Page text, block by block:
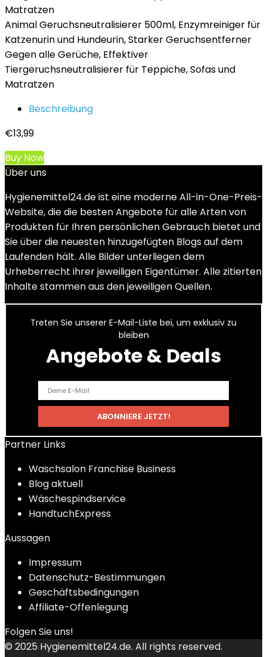
Animal Geruchsneutralisierer 500ml, Enzymreiniger für
Katzenurin und Hundeurin, Starker Geruchsentferner
Gegen alle Gerüche, Effektiver
Tiergeruchsneutralisierer für Teppiche, Sofas und
Matratzen
Beschreibung
€13,99
Buy Now
Über uns
Hygienemittel24.de ist eine moderne All-in-One-Preis-
Website, die die besten Angebote für alle Arten von
Produkten für Ihren persönlichen Gebrauch bietet und
Sie über die neuesten hinzugefügten Blogs auf dem
Laufenden hält. Alle Bilder unterliegen dem
Urheberrecht ihrer jeweiligen Eigentümer. Alle zitierten
Inhalte stammen aus den jeweiligen Quellen.
Treten Sie unserer E-Mail-Liste bei, um exklusiv zu
bleiben
Angebote & Deals
Partner Links
Waschsalon Franchise Business
Blog aktuell
Wäschespindservice
HandtuchExpress
Aussagen
Impressum
Datenschutz-Bestimmungen
Geschäftsbedingungen
Affiliate-Offenlegung
Folgen Sie uns!
© 2025 Hygienemittel24.de. All rights reserved.